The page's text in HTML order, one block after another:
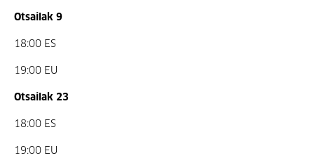
Otsailak 9
18:00 ES
19:00 EU
Otsailak 23
18:00 ES
19:00 EU